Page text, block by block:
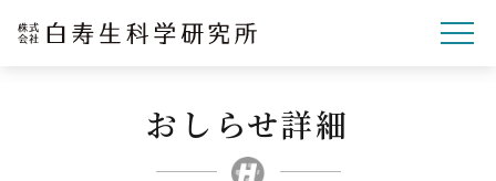
企業理念
研究開発
おしらせ詳細